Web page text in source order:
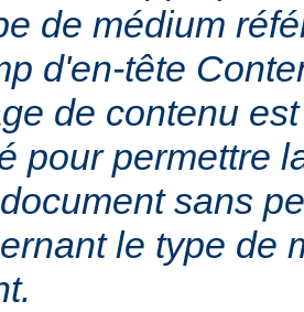
de médium
d'en-tête
de contenu
pour permettre
sans
le type de